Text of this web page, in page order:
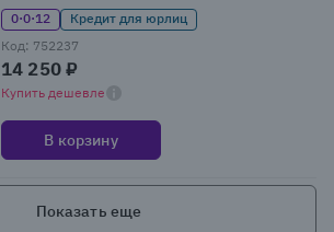
0·0·12
Кредит для юрлиц
Код: 752237
14 250 ₽
Купить дешевле
В корзину
Показать еще